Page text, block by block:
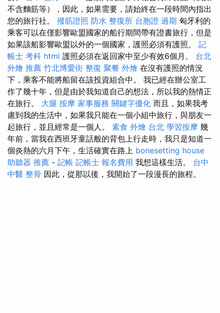
不含麵筋等），因此，如果需要，請始終在一段時間內指出
您的旅行社。 撥筋證照 防水 整復所 台胞證 過期 匈牙利的
乘客可以在僅影響歐盟國家的船行期間帶有證書旅行，但是
如果該船影響歐盟以外的一個國家，護照必須有護照。 記
帳士 考科 html 護照必須在返回家中至少有效6個月。 台北
外燴 推薦 竹北博愛街 整復 聚餐 外燴 在沒有護照的情況
下，乘客不能將船留在該投資組合中。 我已經在辦公室工
作了幾十年，但是由於我知道自己的想法，所以我的熱情正
在旅行。 大腿 按摩 家事服務 關鍵字優化 而且，如果我考
慮到我的生活中，如果我只能在一個小組中旅行，與朋友一
起旅行，並且經常是一個人。 素食 外燴 台北 學習按摩 幾
年前，當我在西班牙童話般的背包上行走時，我只是知道一
個炎熱的六月下午，生活確實在路上 bonesetting house
助聽器 推薦 - 記帳 記帳士 報名費用 我想這樣生活。 台中
中醫 整骨 因此，從那以後，我開始了一段漫長的旅程。